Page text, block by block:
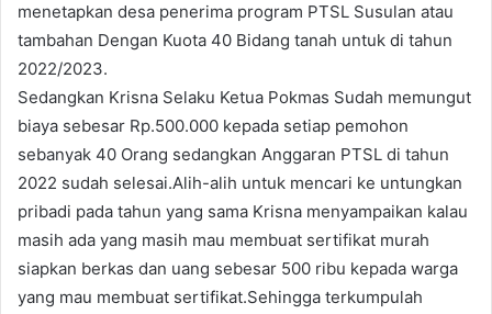
menetapkan desa penerima program PTSL Susulan atau
tambahan Dengan Kuota 40 Bidang tanah untuk di tahun
2022/2023.
Sedangkan Krisna Selaku Ketua Pokmas Sudah memungut
biaya sebesar Rp.500.000 kepada setiap pemohon
sebanyak 40 Orang sedangkan Anggaran PTSL di tahun
2022 sudah selesai.Alih-alih untuk mencari ke untungkan
pribadi pada tahun yang sama Krisna menyampaikan kalau
masih ada yang masih mau membuat sertifikat murah
siapkan berkas dan uang sebesar 500 ribu kepada warga
yang mau membuat sertifikat.Sehingga terkumpulah